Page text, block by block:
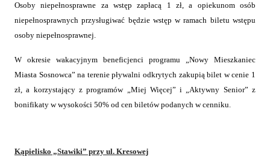
Osoby niepełnosprawne za wstęp zapłacą 1 zł, a opiekunom osób
niepełnosprawnych przysługiwać będzie wstęp w ramach biletu wstępu
osoby niepełnosprawnej.
W okresie wakacyjnym beneficjenci programu „Nowy Mieszkaniec
Miasta Sosnowca” na terenie pływalni odkrytych zakupią bilet w cenie 1
zł, a korzystający z programów „Miej Więcej” i „Aktywny Senior” z
bonifikaty w wysokości 50% od cen biletów podanych w cenniku.
Kąpielisko „Stawiki” przy ul. Kresowej